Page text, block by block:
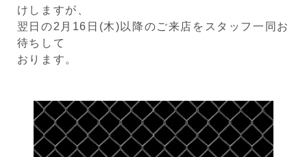
けしますが、
翌日の2月16日(木)以降のご来店をスタッフ一同お
待ちして
おります。